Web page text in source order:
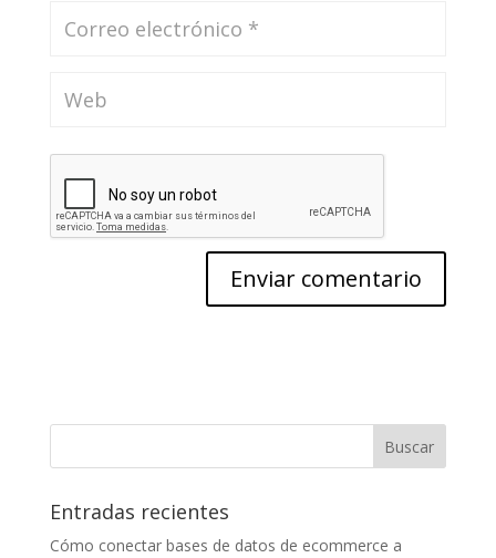
Entradas recientes
Cómo conectar bases de datos de ecommerce a